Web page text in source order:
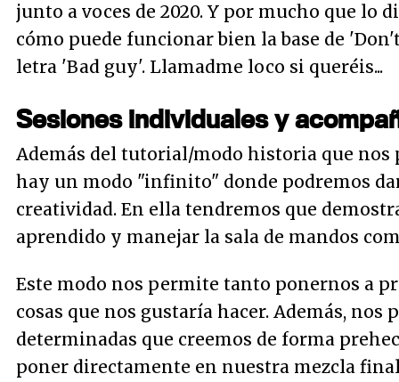
junto a voces de 2020. Y por mucho que lo
cómo puede funcionar bien la base de
letra 'Bad guy'. Llamadme loco si queréis...
Sesiones individuales y
Además del tutorial/modo historia que nos
hay un modo "infinito" donde podremos
creatividad. En ella tendremos que
aprendido y manejar la sala de mandos
Este modo nos permite tanto ponernos a
cosas que nos gustaría hacer. Además, nos
determinadas que creemos de forma
poner directamente en nuestra mezcla